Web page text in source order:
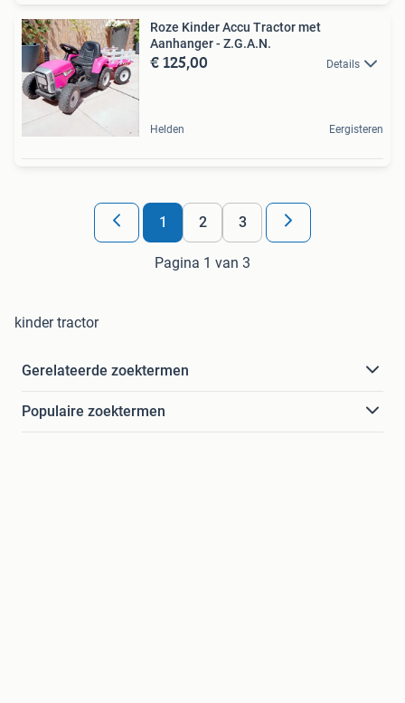
Roze Kinder Accu Tractor met
Aanhanger - Z.G.A.N.
€ 125,00 Details
Helden Eergisteren
1 2 3
Pagina 1 van 3
kinder tractor
Gerelateerde zoektermen
Populaire zoektermen